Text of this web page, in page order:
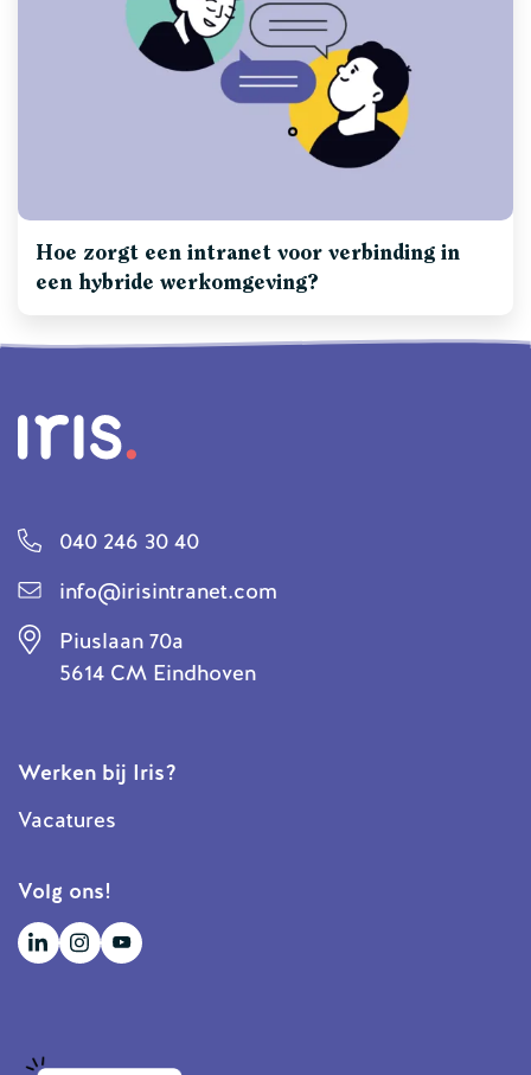
Hoe zorgt een intranet voor verbinding in
een hybride werkomgeving?
040 246 30 40
info@irisintranet.com
Piuslaan 70a
5614 CM Eindhoven
Werken bij Iris?
Vacatures
Volg ons!